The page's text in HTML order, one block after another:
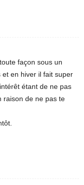
façon sous un
en hiver il fait super
étant de ne pas
raison de ne pas te